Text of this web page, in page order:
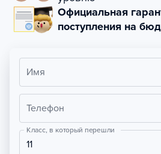
Официальная
поступления на
Имя
Телефон
Класс, в который перешли
11